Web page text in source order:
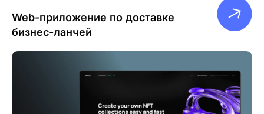
Web-приложение по доставке
бизнес-ланчей